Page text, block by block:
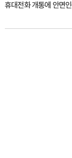
휴대전화 개통에 안면